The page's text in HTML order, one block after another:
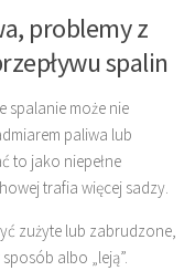
problemy z
spalin
spalanie może nie
paliwa lub
to jako niepełne
trafia więcej sadzy.
zużyte lub zabrudzone,
albo „leją”.